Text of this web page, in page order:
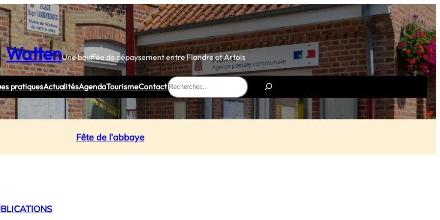
WattenUne bouffée de dépaysement entre Flandre et Artois
pratiquesActualitésAgendaTourismeContact
Rechercher
Fête de l’abbaye